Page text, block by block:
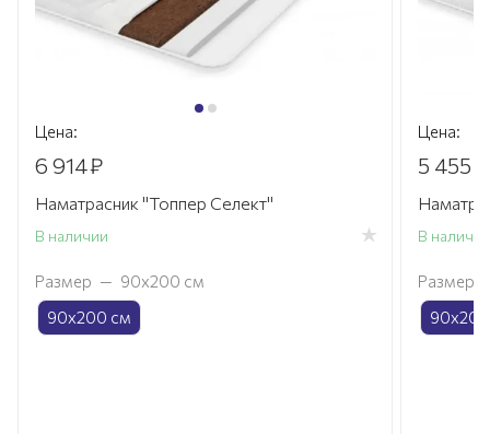
Цена:
6 914₽
Наматрасник "Топпер Селект"
В наличии
Размер — 90х200 см
90х200 см
Цена:
5 455
В наличии
Размер